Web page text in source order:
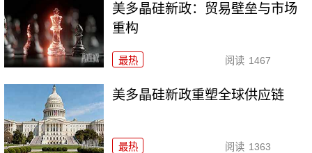
美多晶硅新政：贸易壁垒与市场
重构
最热 阅读 1467
美多晶硅新政重塑全球供应链
最热 阅读 1363